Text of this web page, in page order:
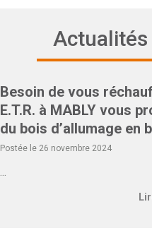
Actualités
Besoin de vous
E.T.R. à MABLY vous
du bois d’allumage en
Postée le 26 novembre 2024
...